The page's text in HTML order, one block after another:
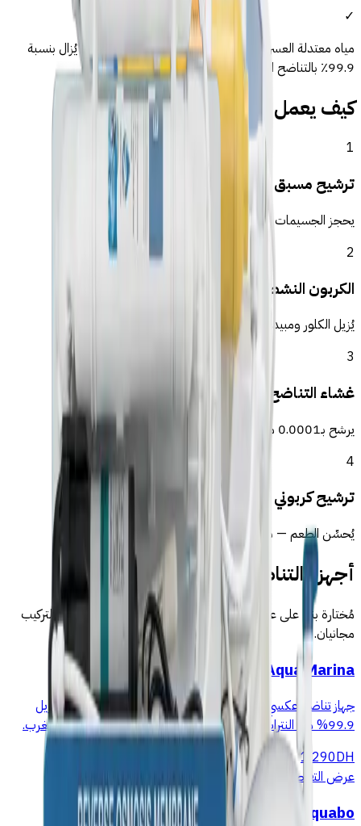
✓
مياه معتدلة العسرة — ضغط زراعي من منطقة مكناس
—يُزال بنسبة
99.9٪ بالتناضح العكسي
كيف يعمل التناضح العكسي؟
1
ترشيح مسبق للرواسب
يحجز الجسيمات والرمل والصدأ المرئي
2
الكربون النشط
يُزيل الكلور ومبيدات الأعشاب والطعم والرائحة
3
غشاء التناضح العكسي
يرشح بـ0.0001 ميكرون — يُزيل الكلس والنترات والبكتيريا
4
ترشيح كربوني ختامي
يُحسِّن الطعم — مياه قريبة من المياه المعدنية
أجهزة التناضح الموصى بها لـالخميسات
مُختارة بناءً على عسرة مياه الخميسات (18–28°f). التوصيل والتركيب
مجانيان.
Aqua Marina
جهاز تناضح عكسي فوق الطاولة 5 مراحل بدون حفر ولا سباك. يزيل
99.9% من النترات والكلور والمعادن الثقيلة. توصيل مجاني في المغرب.
1 290DH
عرض التفاصيل
Aquabo